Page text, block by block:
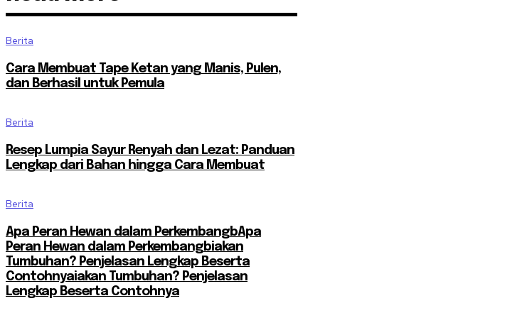
Berita
Cara Membuat Tape Ketan yang Manis, Pulen,
dan Berhasil untuk Pemula
Berita
Resep Lumpia Sayur Renyah dan Lezat: Panduan
Lengkap dari Bahan hingga Cara Membuat
Berita
Apa Peran Hewan dalam PerkembangbApa
Peran Hewan dalam Perkembangbiakan
Tumbuhan? Penjelasan Lengkap Beserta
Contohnyaiakan Tumbuhan? Penjelasan
Lengkap Beserta Contohnya